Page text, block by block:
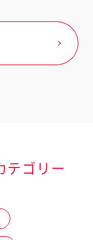
テゴリー